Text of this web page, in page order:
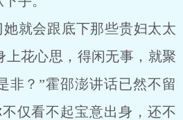
会跟底下那些贵妇太太
上花心思，得闲无事，就聚
非？”霍邵澎讲话已然不留
仅看不起宝意出身，还不